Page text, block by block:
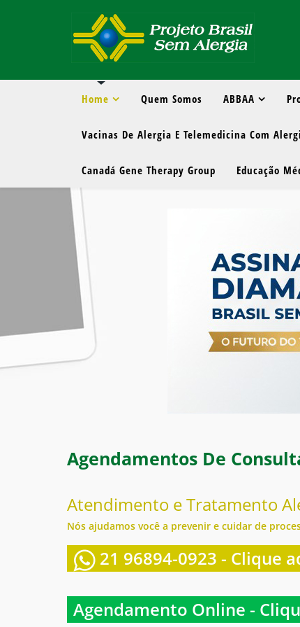
Home Quem Somos ABBAA
Vacinas De Alergia E Telemedicina Com
Canadá Gene Therapy Group Educação
Agendamentos De
Atendimento e Tratamento
Nós ajudamos você a prevenir e cuidar de
21 96894-0923 - Clique
Agendamento Online -